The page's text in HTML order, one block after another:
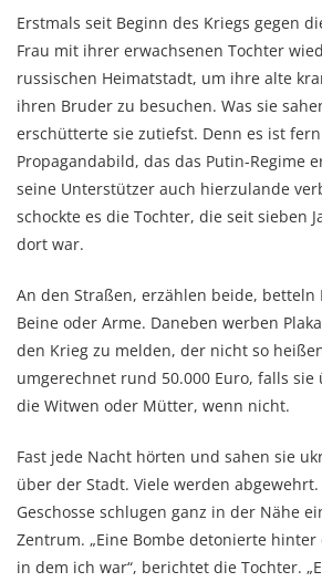
Erstmals seit Beginn des Kriegs gegen
Frau mit ihrer erwachsenen Tochter
russischen Heimatstadt, um ihre alte
ihren Bruder zu besuchen. Was sie
erschütterte sie zutiefst. Denn es ist
Propagandabild, das das Putin-Regime
seine Unterstützer auch hierzulande
schockte es die Tochter, die seit sieben
dort war.
An den Straßen, erzählen beide, betteln
Beine oder Arme. Daneben werben
den Krieg zu melden, der nicht so
umgerechnet rund 50.000 Euro, falls
die Witwen oder Mütter, wenn nicht.
Fast jede Nacht hörten und sahen sie
über der Stadt. Viele werden
Geschosse schlugen ganz in der Nähe
Zentrum. „Eine Bombe detonierte
in dem ich war“, berichtet die Tochter.